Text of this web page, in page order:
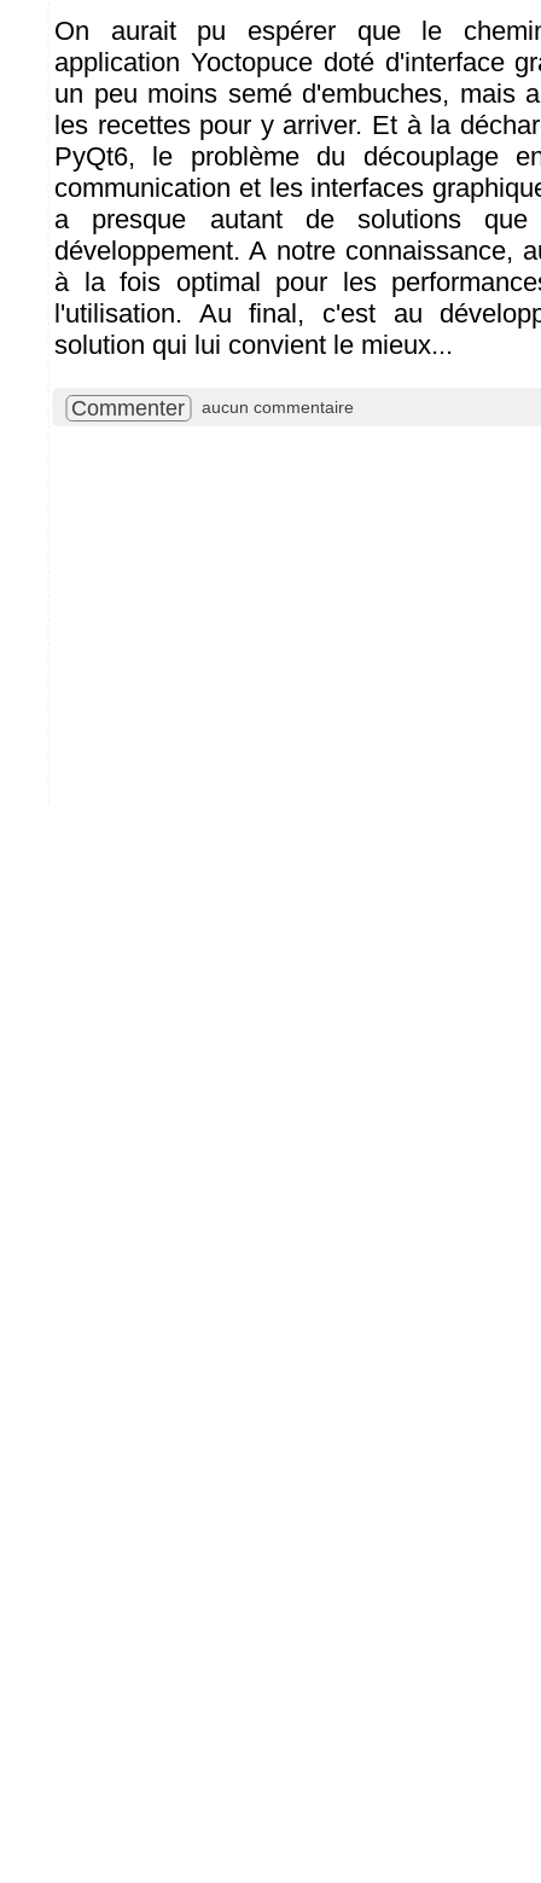
On aurait pu espérer que le
application Yoctopuce doté d'interface
un peu moins semé d'embuches, mais
les recettes pour y arriver. Et à la
PyQt6, le problème du découplage
communication et les interfaces
a presque autant de solutions
développement. A notre connaissance,
à la fois optimal pour les
l'utilisation. Au final, c'est au
solution qui lui convient le mieux...
Commenter aucun commentaire